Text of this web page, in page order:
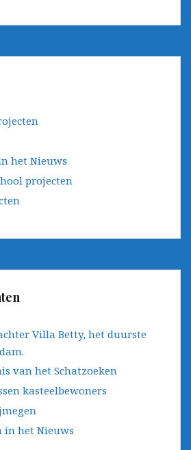
van
Schatzoeken
het Nieuws
projecten
Villa Betty, het duurste
van het Schatzoeken
kasteelbewoners
in het Nieuws